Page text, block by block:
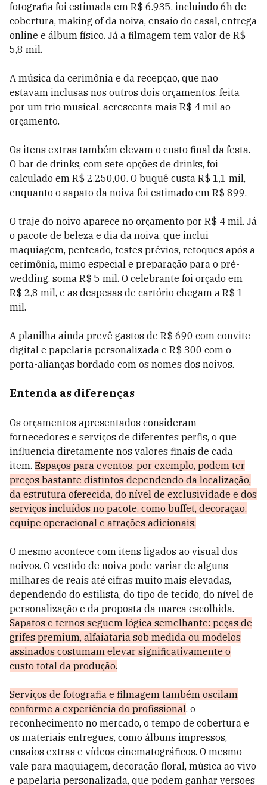
fotografia foi estimada em R$ 6.935, incluindo 6h de
cobertura, making of da noiva, ensaio do casal, entrega
online e álbum físico. Já a filmagem tem valor de R$
5,8 mil.
A música da cerimônia e da recepção, que não
estavam inclusas nos outros dois orçamentos, feita
por um trio musical, acrescenta mais R$ 4 mil ao
orçamento.
Os itens extras também elevam o custo final da festa.
O bar de drinks, com sete opções de drinks, foi
calculado em R$ 2.250,00. O buquê custa R$ 1,1 mil,
enquanto o sapato da noiva foi estimado em R$ 899.
O traje do noivo aparece no orçamento por R$ 4 mil. Já
o pacote de beleza e dia da noiva, que inclui
maquiagem, penteado, testes prévios, retoques após a
cerimônia, mimo especial e preparação para o pré-
wedding, soma R$ 5 mil. O celebrante foi orçado em
R$ 2,8 mil, e as despesas de cartório chegam a R$ 1
mil.
A planilha ainda prevê gastos de R$ 690 com convite
digital e papelaria personalizada e R$ 300 com o
porta-alianças bordado com os nomes dos noivos.
Entenda as diferenças
Os orçamentos apresentados consideram
fornecedores e serviços de diferentes perfis, o que
influencia diretamente nos valores finais de cada
item. Espaços para eventos, por exemplo, podem ter
preços bastante distintos dependendo da localização,
da estrutura oferecida, do nível de exclusividade e dos
serviços incluídos no pacote, como buffet, decoração,
equipe operacional e atrações adicionais.
O mesmo acontece com itens ligados ao visual dos
noivos. O vestido de noiva pode variar de alguns
milhares de reais até cifras muito mais elevadas,
dependendo do estilista, do tipo de tecido, do nível de
personalização e da proposta da marca escolhida.
Sapatos e ternos seguem lógica semelhante: peças de
grifes premium, alfaiataria sob medida ou modelos
assinados costumam elevar significativamente o
custo total da produção.
Serviços de fotografia e filmagem também oscilam
conforme a experiência do profissional, o
reconhecimento no mercado, o tempo de cobertura e
os materiais entregues, como álbuns impressos,
ensaios extras e vídeos cinematográficos. O mesmo
vale para maquiagem, decoração floral, música ao vivo
e papelaria personalizada, que podem ganhar versões